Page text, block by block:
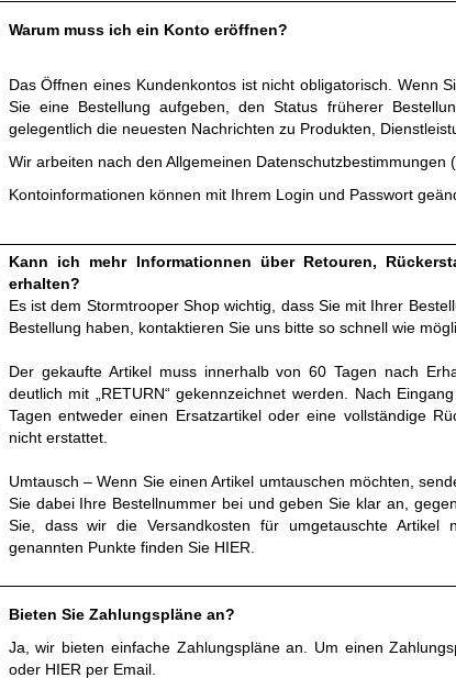
Warum muss ich ein Konto eröffnen?
Das Öffnen eines Kundenkontos ist nicht obligatorisch. Wenn
Sie eine Bestellung aufgeben, den Status früherer
gelegentlich die neuesten Nachrichten zu Produkten,
Wir arbeiten nach den Allgemeinen Datenschutzbestimmungen
Kontoinformationen können mit Ihrem Login und Passwort
Kann ich mehr Informationnen über Retouren,
erhalten?
Es ist dem Stormtrooper Shop wichtig, dass Sie mit Ihrer
Bestellung haben, kontaktieren Sie uns bitte so schnell wie
Der gekaufte Artikel muss innerhalb von 60 Tagen nach
deutlich mit „RETURN“ gekennzeichnet werden. Nach
Tagen entweder einen Ersatzartikel oder eine vollständige
nicht erstattet.
Umtausch – Wenn Sie einen Artikel umtauschen möchten,
Sie dabei Ihre Bestellnummer bei und geben Sie klar an,
Sie, dass wir die Versandkosten für umgetauschte Artikel
genannten Punkte finden Sie HIER.
Bieten Sie Zahlungspläne an?
Ja, wir bieten einfache Zahlungspläne an. Um einen
oder HIER per Email.